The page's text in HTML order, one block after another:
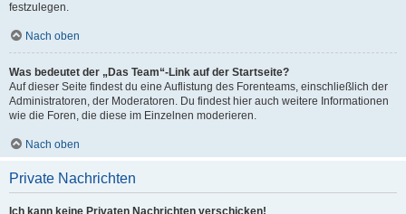
festzulegen.
Nach oben
Was bedeutet der „Das Team“-Link auf der Startseite?
Auf dieser Seite findest du eine Auflistung des Forenteams, einschließlich der
Administratoren, der Moderatoren. Du findest hier auch weitere Informationen
wie die Foren, die diese im Einzelnen moderieren.
Nach oben
Private Nachrichten
Ich kann keine Privaten Nachrichten verschicken!